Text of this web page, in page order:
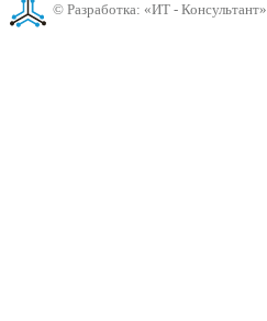
© Разработка: «ИТ - Консультант»